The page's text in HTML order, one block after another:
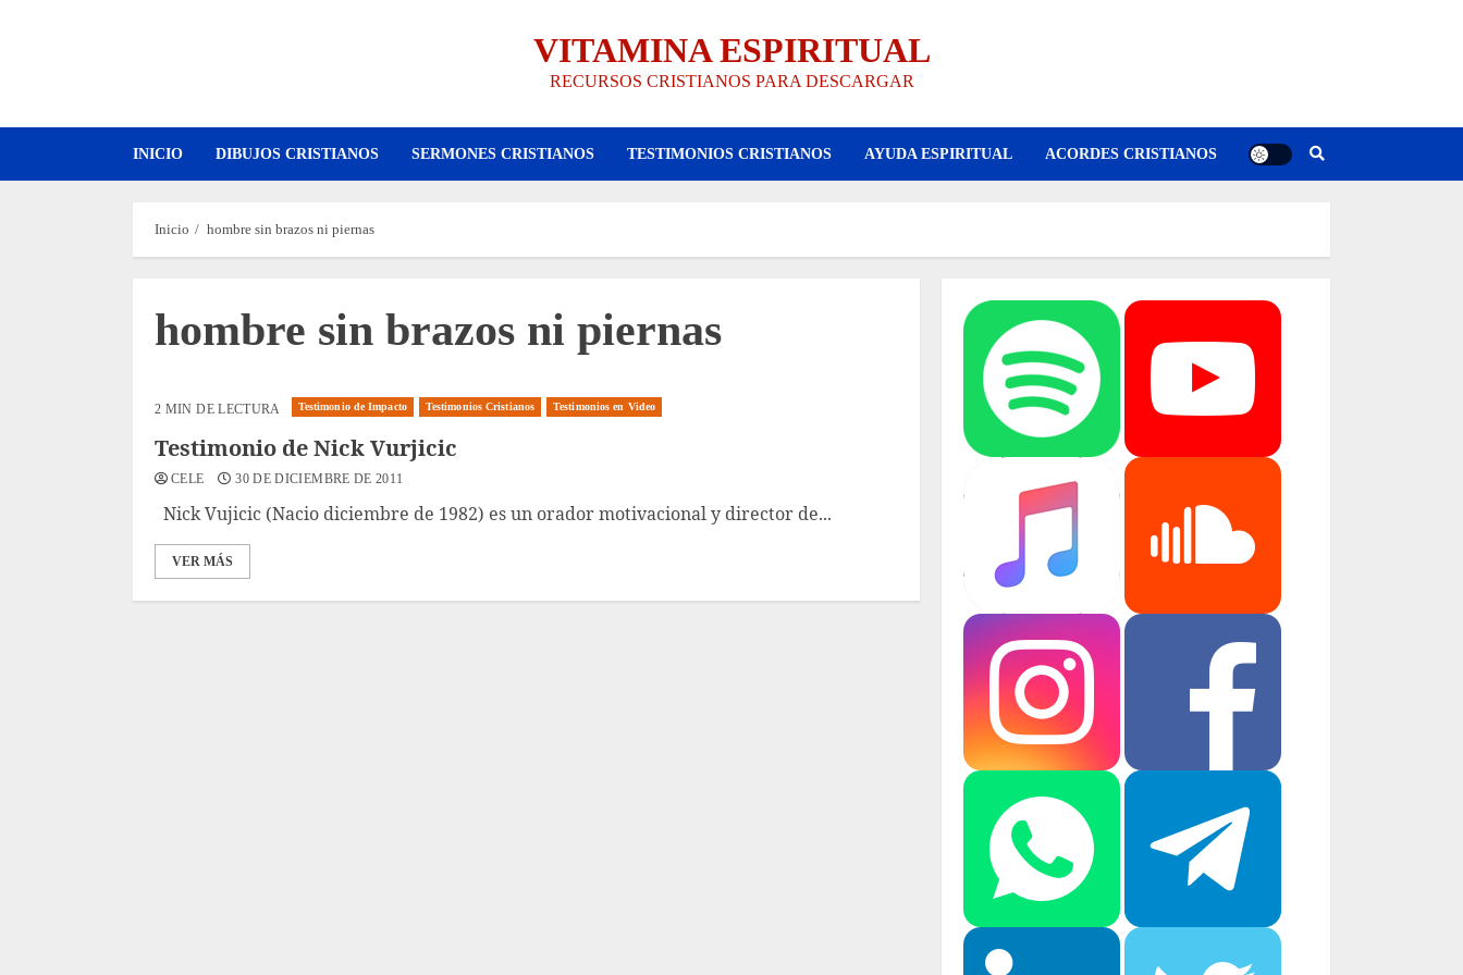
VITAMINA ESPIRITUAL
RECURSOS CRISTIANOS PARA DESCARGAR
INICIO DIBUJOS CRISTIANOS SERMONES CRISTIANOS TESTIMONIOS CRISTIANOS AYUDA ESPIRITUAL ACORDES CRISTIANOS
Inicio hombre sin brazos ni piernas
hombre sin brazos ni piernas
2 MIN DE LECTURA Testimonio de Impacto Testimonios Cristianos Testimonios en Video
Testimonio de Nick Vurjicic
CELE 30 DE DICIEMBRE DE 2011
Nick Vujicic (Nacio diciembre de 1982) es un orador motivacional y director de...
VER MÁS